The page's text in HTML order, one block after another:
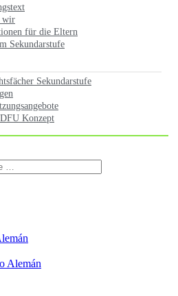
wir
für die Eltern
Sekundarstufe
Sekundarstufe
Konzept